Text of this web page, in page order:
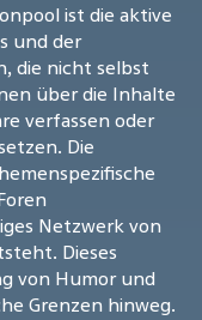
ist die aktive
und der
die nicht selbst
über die Inhalte
verfassen oder
Die
Netzwerk von
Dieses
von Humor und
Grenzen hinweg.